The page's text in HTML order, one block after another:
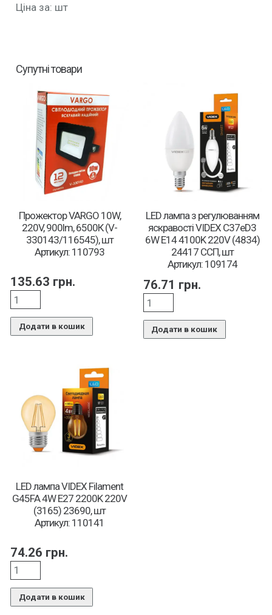
Ціна за: шт
Супутні товари
Прожектор VARGO 10W,
220V, 900lm, 6500К (V-
330143/116545), шт
Артикул: 110793
135.63 грн.
Додати в кошик
LED лампа з регулюванням
яскравості VIDEX C37eD3
6W E14 4100K 220V (4834)
24417 ССП, шт
Артикул: 109174
76.71 грн.
Додати в кошик
LED лампа VIDEX Filament
G45FA 4W E27 2200K 220V
(3165) 23690, шт
Артикул: 110141
74.26 грн.
Додати в кошик